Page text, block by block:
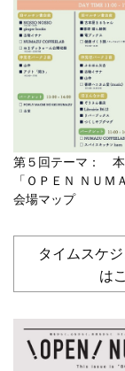
第５回テーマ：
「ＯＰＥＮ ＮＵ
会場マップ
タイムスケ
は